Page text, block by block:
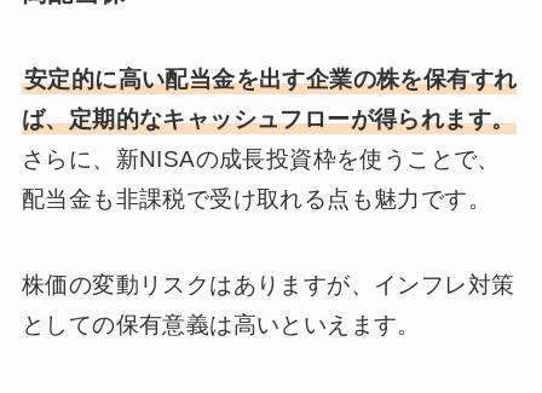
安定的に高い配当金を出す企業の株を保有すれ
ば、定期的なキャッシュフローが得られます。
さらに、新NISAの成長投資枠を使うことで、
配当金も非課税で受け取れる点も魅力です。
株価の変動リスクはありますが、インフレ対策
としての保有意義は高いといえます。